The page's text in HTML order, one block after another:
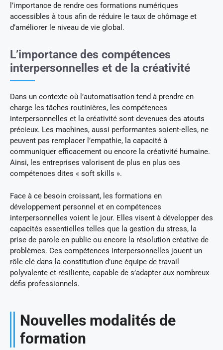
l’importance de rendre ces formations numériques
accessibles à tous afin de réduire le taux de chômage et
d’améliorer le niveau de vie global.
L’importance des compétences
interpersonnelles et de la créativité
Dans un contexte où l’automatisation tend à prendre en
charge les tâches routinières, les compétences
interpersonnelles et la créativité sont devenues des atouts
précieux. Les machines, aussi performantes soient-elles, ne
peuvent pas remplacer l’empathie, la capacité à
communiquer efficacement ou encore la créativité humaine.
Ainsi, les entreprises valorisent de plus en plus ces
compétences dites « soft skills ».
Face à ce besoin croissant, les formations en
développement personnel et en compétences
interpersonnelles voient le jour. Elles visent à développer des
capacités essentielles telles que la gestion du stress, la
prise de parole en public ou encore la résolution créative de
problèmes. Ces compétences interpersonnelles jouent un
rôle clé dans la constitution d’une équipe de travail
polyvalente et résiliente, capable de s’adapter aux nombreux
défis professionnels.
Nouvelles modalités de
formation